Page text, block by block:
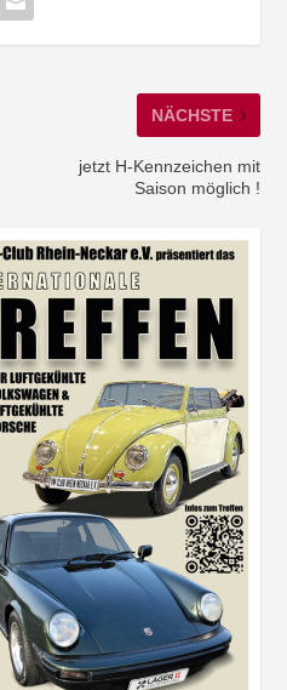
NÄCHSTE
jetzt H-Kennzeichen mit
Saison möglich !